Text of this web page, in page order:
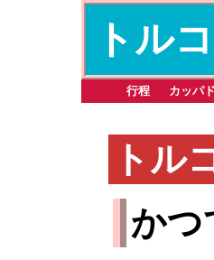
トル
行程 カッパ
トル
かつ